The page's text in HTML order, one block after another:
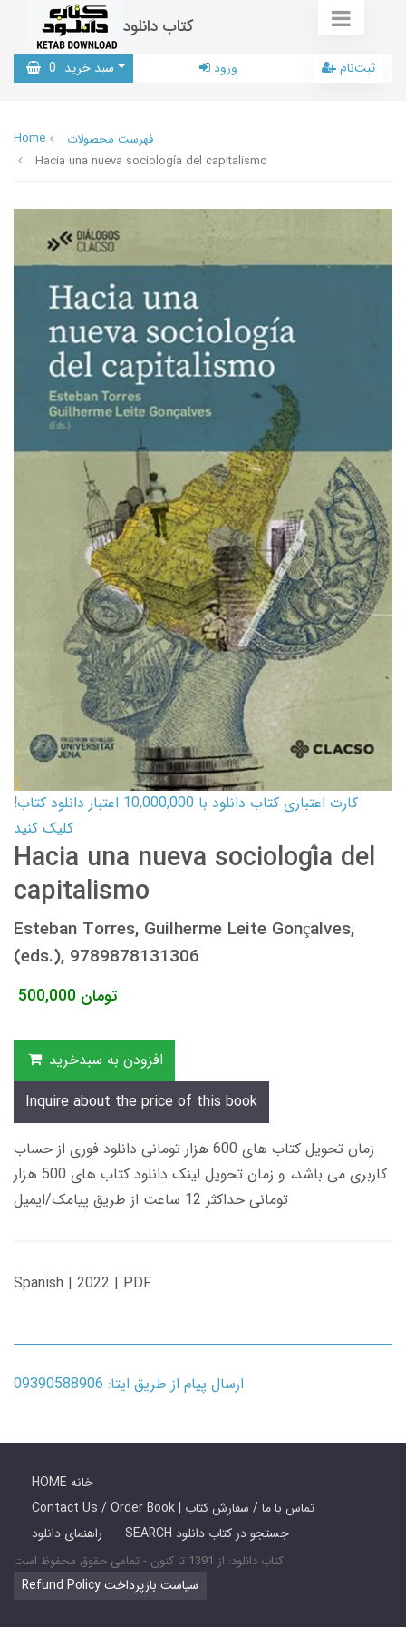
کتاب دانلود
سبد خرید 0 ورود ثبت‌نام
Home
فهرست محصولات
Hacia una nueva sociología del capitalismo
کارت اعتباری کتاب دانلود با 10,000,000 اعتبار دانلود کتاب!
کلیک کنید
Hacia una nueva sociología del
capitalismo
Esteban Torres, Guilherme Leite Gonçalves,
(eds.), 9789878131306
500,000 تومان
افزودن به سبدخرید
Inquire about the price of this book
زمان تحویل کتاب های 600 هزار تومانی دانلود فوری از حساب
کاربری می باشد، و زمان تحویل لینک دانلود کتاب های 500 هزار
تومانی حداکثر 12 ساعت از طریق پیامک/ایمیل
Spanish | 2022 | PDF
ارسال پیام از طریق ایتا: 09390588906
HOME خانه
Contact Us / Order Book | تماس با ما / سفارش کتاب
راهنمای دانلود
SEARCH جستجو در کتاب دانلود
کتاب دانلود: از 1391 تا کنون - تمامی حقوق محفوظ است
Refund Policy سیاست بازپرداخت